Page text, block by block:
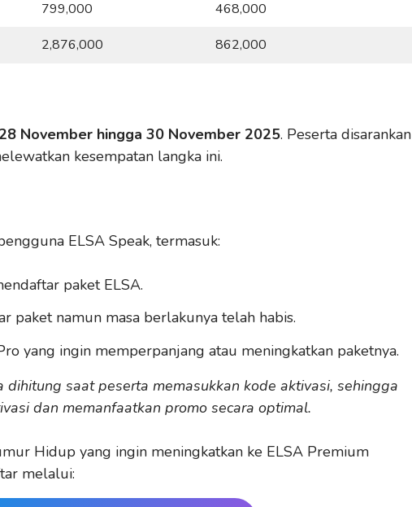
799,000 468,000
2,876,000 862,000
28 November hingga 30 November 2025. Peserta disarankan
kesempatan langka ini.
ELSA Speak, termasuk:
paket ELSA.
paket namun masa berlakunya telah habis.
yang ingin memperpanjang atau meningkatkan paketnya.
saat peserta memasukkan kode aktivasi, sehingga
dan memanfaatkan promo secara optimal.
Hidup yang ingin meningkatkan ke ELSA Premium
melalui: